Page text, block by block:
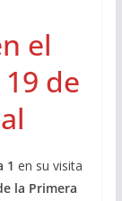
el
de
1 en su visita
la Primera